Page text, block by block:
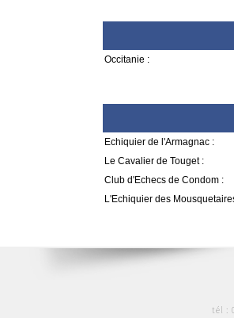
Occitanie :
Echiquier de l'Armagnac :
Le Cavalier de Touget :
Club d'Echecs de Condom :
L'Echiquier des
tél :